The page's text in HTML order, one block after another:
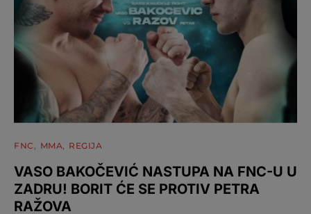
FNC MMA REGIJA
VASO BAKOČEVIĆ NASTUPA NA FNC-U U
ZADRU! BORIT ĆE SE PROTIV PETRA
RAŽOVA